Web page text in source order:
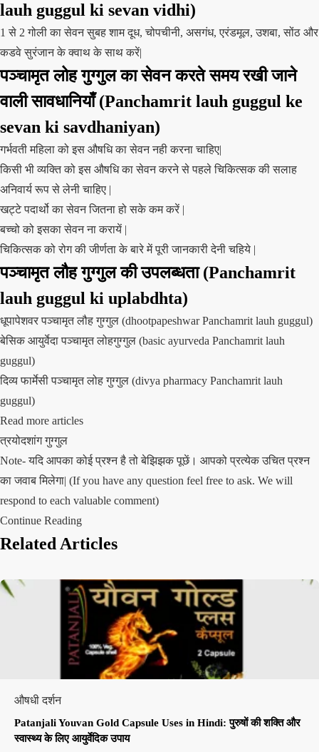
lauh guggul ki sevan vidhi)
1 से 2 गोली का सेवन सुबह शाम दूध, चोपचीनी, असगंध, एरंडमूल, उशबा, सोंठ और
कडवे सुरंजान के क्वाथ के साथ करें|
पञ्चामृत लोह गुग्गुल का सेवन करते समय रखी जाने
वाली सावधानियाँ (Panchamrit lauh guggul ke
sevan ki savdhaniyan)
गर्भवती महिला को इस औषधि का सेवन नही करना चाहिए|
किसी भी व्यक्ति को इस औषधि का सेवन करने से पहले चिकित्सक की सलाह
अनिवार्य रूप से लेनी चाहिए |
खट्टे पदार्थो का सेवन जितना हो सके कम करें |
बच्चो को इसका सेवन ना करायें |
चिकित्सक को रोग की जीर्णता के बारे में पूरी जानकारी देनी चहिये |
पञ्चामृत लौह गुग्गुल की उपलब्धता (Panchamrit
lauh guggul ki uplabdhta)
धूपापेशवर पञ्चामृत लौह गुग्गुल (dhootpapeshwar Panchamrit lauh guggul)
बेसिक आयुर्वेदा पञ्चामृत लोहगुग्गुल (basic ayurveda Panchamrit lauh
guggul)
दिव्य फार्मेसी पञ्चामृत लोह गुग्गुल (divya pharmacy Panchamrit lauh
guggul)
Read more articles
त्रयोदशांग गुग्गुल
Note- यदि आपका कोई प्रश्न है तो बेझिझक पूछें। आपको प्रत्येक उचित प्रश्न
का जवाब मिलेगा| (If you have any question feel free to ask. We will
respond to each valuable comment)
Continue Reading
Related Articles
औषधी दर्शन
Patanjali Youvan Gold Capsule Uses in Hindi: पुरुषों की शक्ति और
स्वास्थ्य के लिए आयुर्वेदिक उपाय